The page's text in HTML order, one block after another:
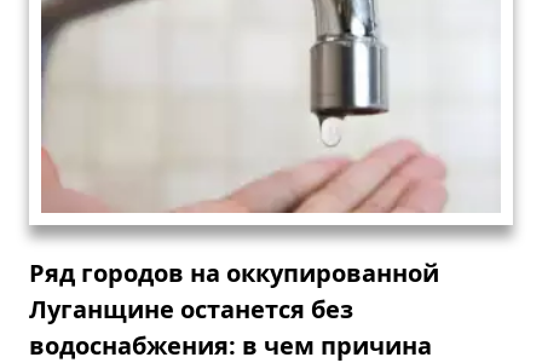
Ряд городов на оккупированной
Луганщине останется без
водоснабжения: в чем причина